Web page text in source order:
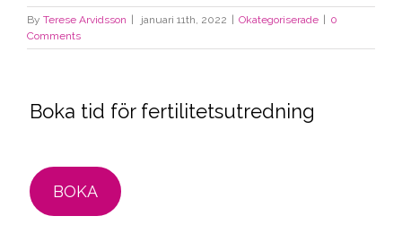
By Terese Arvidsson | januari 11th, 2022 | Okategoriserade | 0
Comments
Boka tid för fertilitetsutredning
BOKA